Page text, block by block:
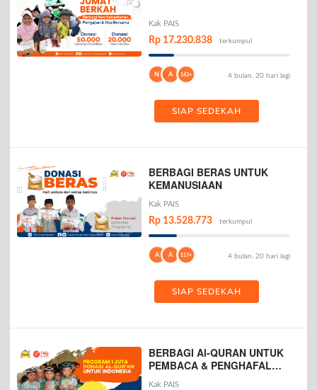
Kak PAIS
Rp 17.230.838 terkumpul
N A 143+ 4 bulan, 20 hari lagi
SIAP SEDEKAH
BERBAGI BERAS UNTUK
KEMANUSIAAN
Kak PAIS
Rp 13.528.773 terkumpul
A A 117+ 4 bulan, 20 hari lagi
SIAP SEDEKAH
BERBAGI Al-QURAN UNTUK
PEMBACA & PENGHAFAL
AL-QURAN
Kak PAIS